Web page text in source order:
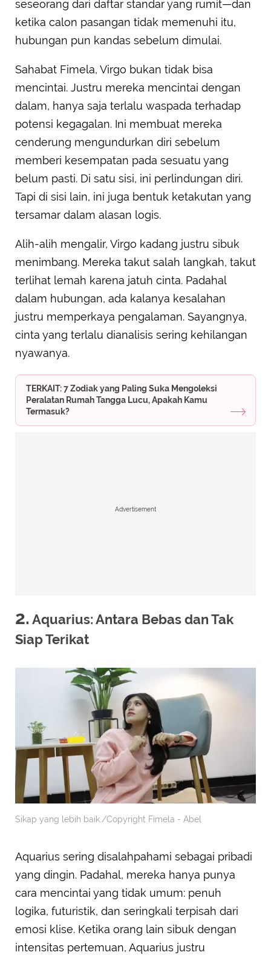
seseorang dari daftar standar yang rumit—dan
ketika calon pasangan tidak memenuhi itu,
hubungan pun kandas sebelum dimulai.
Sahabat Fimela, Virgo bukan tidak bisa
mencintai. Justru mereka mencintai dengan
dalam, hanya saja terlalu waspada terhadap
potensi kegagalan. Ini membuat mereka
cenderung mengundurkan diri sebelum
memberi kesempatan pada sesuatu yang
belum pasti. Di satu sisi, ini perlindungan diri.
Tapi di sisi lain, ini juga bentuk ketakutan yang
tersamar dalam alasan logis.
Alih-alih mengalir, Virgo kadang justru sibuk
menimbang. Mereka takut salah langkah, takut
terlihat lemah karena jatuh cinta. Padahal
dalam hubungan, ada kalanya kesalahan
justru memperkaya pengalaman. Sayangnya,
cinta yang terlalu dianalisis sering kehilangan
nyawanya.
TERKAIT: 7 Zodiak yang Paling Suka Mengoleksi
Peralatan Rumah Tangga Lucu, Apakah Kamu
Termasuk?
Advertisement
2. Aquarius: Antara Bebas dan Tak
Siap Terikat
Sikap yang lebih baik./Copyright Fimela - Abel
Aquarius sering disalahpahami sebagai pribadi
yang dingin. Padahal, mereka hanya punya
cara mencintai yang tidak umum: penuh
logika, futuristik, dan seringkali terpisah dari
emosi klise. Ketika orang lain sibuk dengan
intensitas pertemuan, Aquarius justru